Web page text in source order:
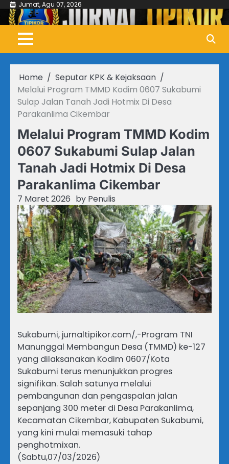
Skip
content
Jumat, Agu 07, 2026
Home
Seputar KPK & Kejaksaan
Melalui Program TMMD Kodim 0607 Sukabumi
Sulap Jalan Tanah Jadi Hotmix Di Desa
Parakanlima Cikembar
Melalui Program TMMD Kodim
0607 Sukabumi Sulap Jalan
Tanah Jadi Hotmix Di Desa
Parakanlima Cikembar
7 Maret 2026 by Penulis
Sukabumi, jurnaltipikor.com/,-Program TNI
Manunggal Membangun Desa (TMMD) ke-127
yang dilaksanakan Kodim 0607/Kota
Sukabumi terus menunjukkan progres
signifikan. Salah satunya melalui
pembangunan dan pengaspalan jalan
sepanjang 300 meter di Desa Parakanlima,
Kecamatan Cikembar, Kabupaten Sukabumi,
yang kini mulai memasuki tahap
penghotmixan.
(Sabtu,07/03/2026)